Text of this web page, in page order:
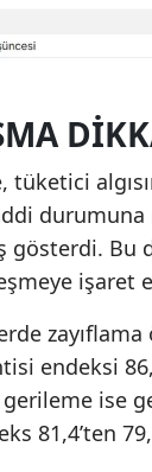
gösterdi.
işaret
zayıflama
endeksi
ise
81,4’ten